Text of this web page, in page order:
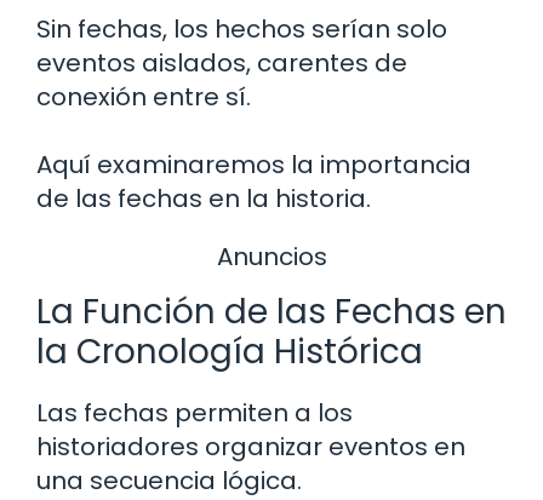
Sin fechas, los hechos serían solo
eventos aislados, carentes de
conexión entre sí.
Aquí examinaremos la importancia
de las fechas en la historia.
Anuncios
La Función de las Fechas en
la Cronología Histórica
Las fechas permiten a los
historiadores organizar eventos en
una secuencia lógica.